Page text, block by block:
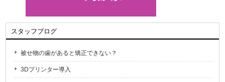
スタッフブログ
被せ物の歯があると矯正できない？
3Dプリンター導入